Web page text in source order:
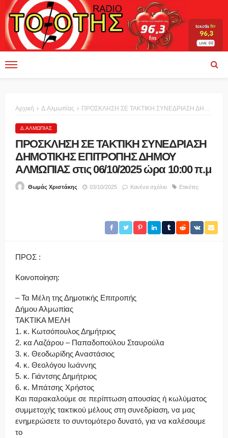
Αρχική Δ.Αλμωπίας ΠΡΟΣΚΛΗΣΗ ΣΕ TAKTIKH ΣΥΝΕΔΡΙΑΣΗ ΔΗΜΟΤΙΚΗΣ ΕΠΙΤΡΟΠΗΣ ΔΗΜΟΥ ΑΛΜΩΠΙΑΣ στις 06/10/2025 ώρα 10:00 π.μ
Δ.ΑΛΜΩΠΊΑΣ
ΠΡΟΣΚΛΗΣΗ ΣΕ TAKTIKH ΣΥΝΕΔΡΙΑΣΗ
ΔΗΜΟΤΙΚΗΣ ΕΠΙΤΡΟΠΗΣ ΔΗΜΟΥ
ΑΛΜΩΠΙΑΣ στις 06/10/2025 ώρα 10:00 π.μ
Θωμάς Χριστάκης 03/10/2025 Κανένα σχόλιο Ετικέτες
ΠΡΟΣ :
Κοινοποίηση:
– Τα Μέλη της Δημοτικής Επιτροπής
Δήμου Αλμωπίας
ΤΑΚΤΙΚΑ ΜΕΛΗ
1. κ. Κωτσόπουλος Δημήτριος
2. κα Λαζάρου – Παπαδοπούλου Σταυρούλα
3. κ. Θεοδωρίδης Αναστάσιος
4. κ. Θεολόγου Ιωάννης
5. κ. Γιάντσης Δημήτριος
6. κ. Μπάτσης Χρήστος
Και παρακαλούμε σε περίπτωση απουσίας ή κωλύματος
συμμετοχής τακτικού μέλους στη συνεδρίαση, να μας
ενημερώσετε το συντομότερο δυνατό, για να καλέσουμε
το